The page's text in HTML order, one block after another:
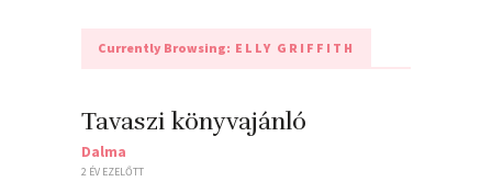
Currently Browsing: ELLY GRIFFITH
Tavaszi könyvajánló
Dalma
2 ÉV EZELŐTT